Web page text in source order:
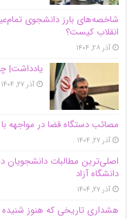
شاخصه‌های بارز دانشجوی
انقلاب کیست؟
آذر ۲۸, ۱۴۰۴
یادداشت|
آذر ۲۷, ۱۴۰۴
مصائب دستگاه قضا در مواجهه
آذر ۲۷, ۱۴۰۴
اصلی‌ترین مطالبات دانشجویان
دانشگاه آز‌اد
آذر ۲۷, ۱۴۰۴
هشداری تاریخی که هنوز